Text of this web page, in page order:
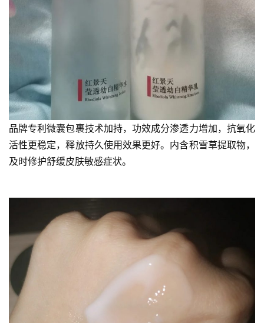
品牌专利微囊包裹技术加持，功效成分渗透力增加，抗氧化
活性更稳定，释放持久使用效果更好。内含积雪草提取物，
及时修护舒缓皮肤敏感症状。